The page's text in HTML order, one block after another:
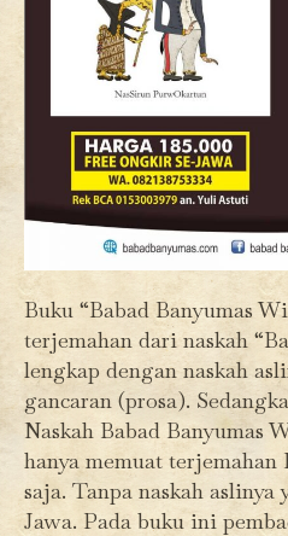
Buku “Babad Banyumas
terjemahan dari naskah
lengkap dengan naskah
gancaran (prosa).
Naskah Babad Banyumas
hanya memuat terjemahan
saja. Tanpa naskah aslinya
Jawa. Pada buku ini